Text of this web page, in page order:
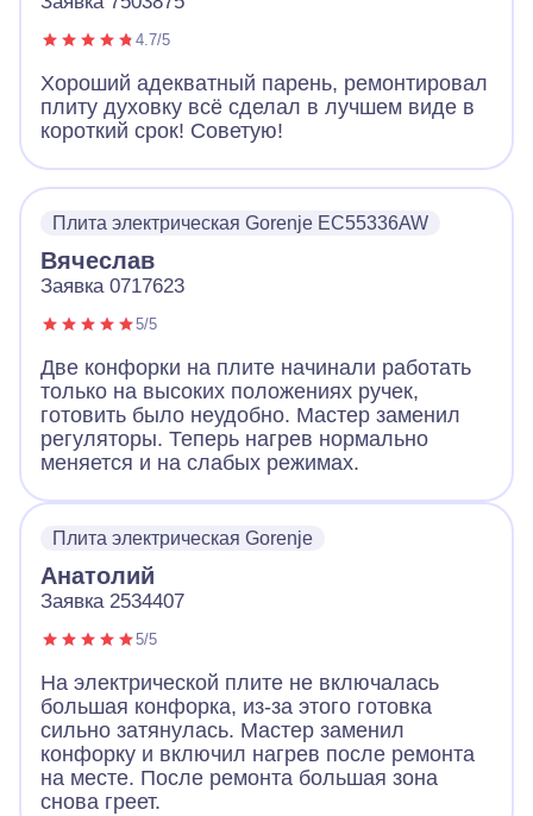
4.7/5
Хороший адекватный парень, ремонтировал
плиту духовку всё сделал в лучшем виде в
короткий срок! Советую!
Плита электрическая Gorenje EC55336AW
Вячеслав
Заявка 0717623
5/5
Две конфорки на плите начинали работать
только на высоких положениях ручек,
готовить было неудобно. Мастер заменил
регуляторы. Теперь нагрев нормально
меняется и на слабых режимах.
Плита электрическая Gorenje
Анатолий
Заявка 2534407
5/5
На электрической плите не включалась
большая конфорка, из-за этого готовка
сильно затянулась. Мастер заменил
конфорку и включил нагрев после ремонта
на месте. После ремонта большая зона
снова греет.